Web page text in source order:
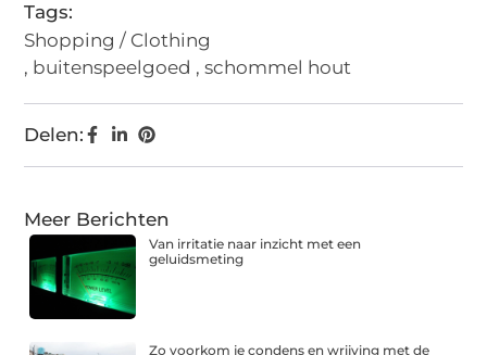
Tags:
Shopping / Clothing
, buitenspeelgoed ,schommel hout
Delen:
Meer Berichten
Van irritatie naar inzicht met een
geluidsmeting
Zo voorkom je condens en wrijving met de